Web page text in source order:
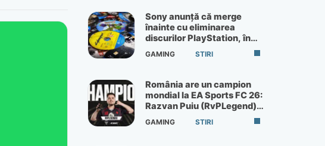
Sony anunță că merge
înainte cu eliminarea
discurilor PlayStation, în
ciuda protestelor
GAMING STIRI
România are un campion
mondial la EA Sports FC 26:
Razvan Puiu (RvPLegend)
câștigă turneul de la Paris
GAMING STIRI